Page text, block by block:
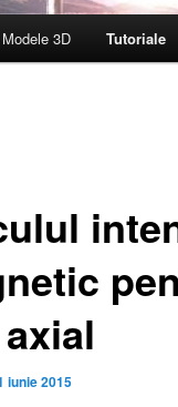
Modele 3D Tutoriale
iunie 2015